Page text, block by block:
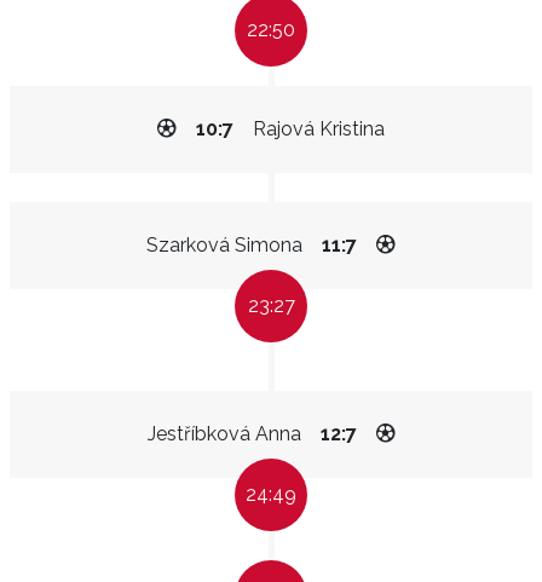
22:50
Rajová Kristina
10:7
Szarková Simona 11:7
23:27
Jestříbková Anna 12:7
24:49